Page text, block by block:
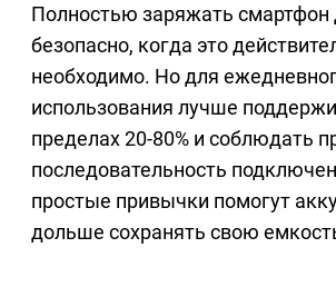
Полностью заряжать смартфон
безопасно, когда это
необходимо. Но для
использования лучше
пределах 20-80% и соблюдать
последовательность
простые привычки помогут
дольше сохранять свою